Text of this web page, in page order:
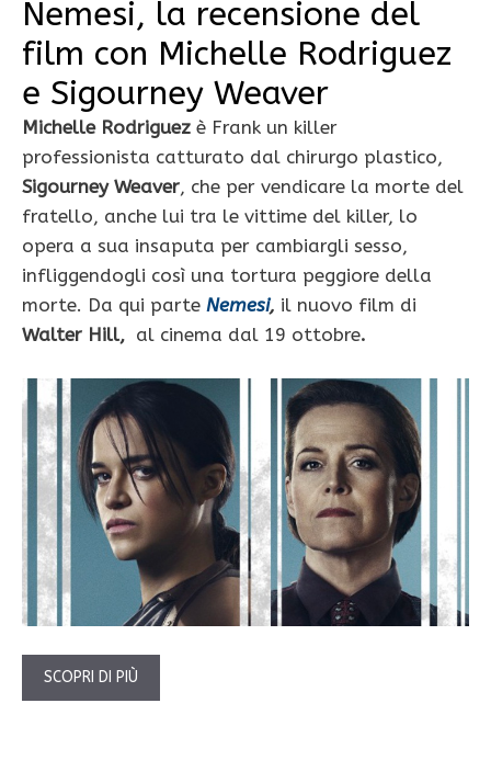
Nemesi, la recensione del
film con Michelle Rodriguez
e Sigourney Weaver
Michelle Rodriguez è Frank un killer
professionista catturato dal chirurgo plastico,
Sigourney Weaver, che per vendicare la morte del
fratello, anche lui tra le vittime del killer, lo
opera a sua insaputa per cambiargli sesso,
infliggendogli così una tortura peggiore della
morte. Da qui parte Nemesi, il nuovo film di
Walter Hill, al cinema dal 19 ottobre.
SCOPRI DI PIÙ